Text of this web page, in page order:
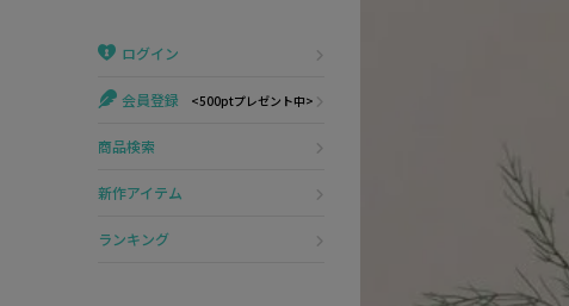
GLAMOROUS
ログイン
会員登録 <500ptプレゼント中>
商品検索
新作アイテム
ランキング